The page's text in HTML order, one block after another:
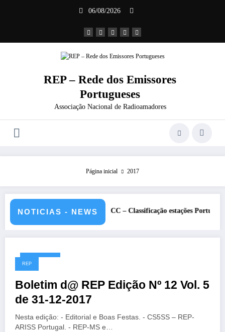
06/08/2026
REP – Rede dos Emissores
Portugueses
Associação Nacional de Radioamadores
Página inicial 2017
NOTICIAS - NEWS
DXCC – Classificação estações Portuguesas-2026
31/12/2017
REP
Boletim d@ REP Edição Nº 12 Vol. 5
de 31-12-2017
Nesta edição: - Editorial e Boas Festas. - CS5SS – REP-
ARISS Portugal. - REP-MS e…